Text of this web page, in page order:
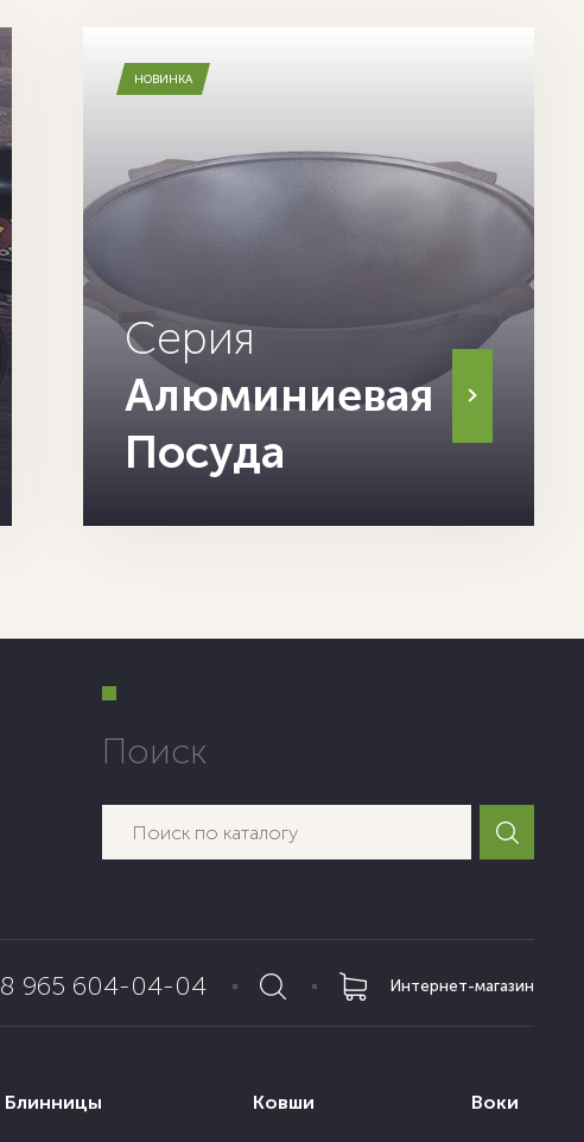
НОВИНКА
Серия
Алюминиевая
Посуда
Поиск
8 965 604-04-04 Интернет-магазин
Блинницы Ковши Воки